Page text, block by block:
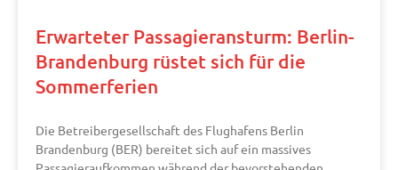
Erwarteter Passagieransturm: Berlin-
Brandenburg rüstet sich für die
Sommerferien
Die Betreibergesellschaft des Flughafens Berlin
Brandenburg (BER) bereitet sich auf ein massives